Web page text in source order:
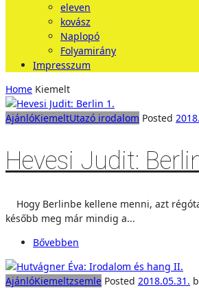
eleven
kovász
Naplopó
Folyamirány
Impresszum
Home Kiemelt
AjánlóKiemeltUtazó irodalom Posted
Hevesi Judit:
Hogy Berlinbe kellene menni, azt
később meg már mindig a...
Bővebben
AjánlóKiemeltzsemle Posted 2018.05.31.